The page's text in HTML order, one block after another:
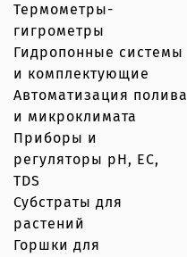
Термометры-
гигрометры
Гидропонные системы
и комплектующие
Автоматизация полива
и микроклимата
Приборы и
регуляторы рН, EC,
TDS
Субстраты для
растений
Горшки для